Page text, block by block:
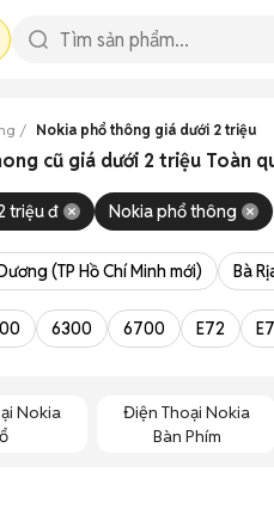
Nokia phổ thông giá dưới 2 triệu
cũ giá dưới 2 triệu Toàn
triệu đ Nokia phổ thông
(TP Hồ Chí Minh mới) Bà
6300 6700 E72
Nokia
Điện Thoại Nokia
Bàn Phím